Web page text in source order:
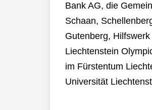
Bank AG, die
Schaan,
Gutenberg,
Liechtenstein
im Fürstentum
Universität